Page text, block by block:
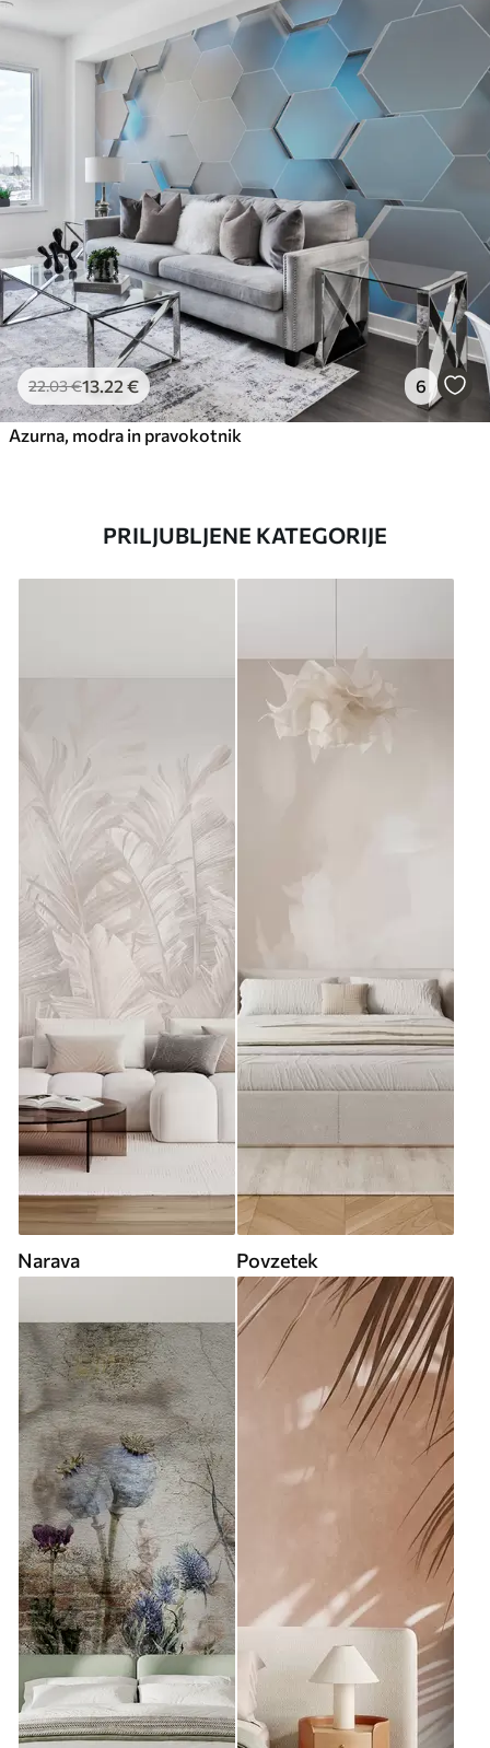
22.03€13.22 € 6
Azurna, modra in pravokotnik
PRILJUBLJENE KATEGORIJE
Narava Povzetek